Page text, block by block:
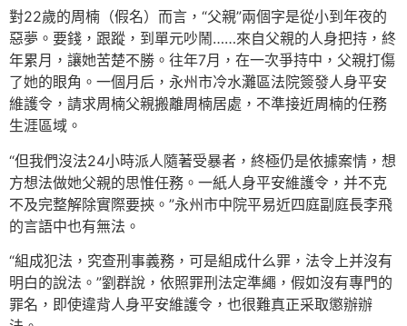
對22歲的周楠（假名）而言，“父親”兩個字是從小到年夜的
惡夢。要錢，跟蹤，到單元吵鬧……來自父親的人身把持，終
年累月，讓她苦楚不勝。往年7月，在一次爭持中，父親打傷
了她的眼角。一個月后，永州市冷水灘區法院簽發人身平安
維護令，請求周楠父親搬離周楠居處，不準接近周楠的任務
生涯區域。
“但我們沒法24小時派人隨著受暴者，終極仍是依據案情，想
方想法做她父親的思惟任務。一紙人身平安維護令，并不克
不及完整解除實際要挾。”永州市中院平易近四庭副庭長李飛
的言語中也有無法。
“組成犯法，究查刑事義務，可是組成什么罪，法令上并沒有
明白的說法。”劉群說，依照罪刑法定準繩，假如沒有專門的
罪名，即使違背人身平安維護令，也很難真正采取懲辦辦